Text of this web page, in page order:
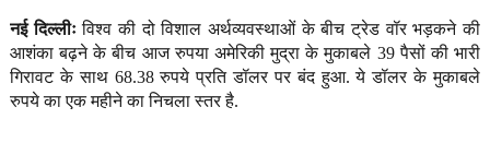
नई दिल्लीःविश्व की दो विशाल अर्थव्यवस्थाओं के बीच ट्रेड वॉर भड़कने की
आशंका बढ़ने के बीच आज रुपया अमेरिकी मुद्रा के मुकाबले 39 पैसों की भारी
गिरावट के साथ 68.38 रुपये प्रति डॉलर पर बंद हुआ. ये डॉलर के मुकाबले
रुपये का एक महीने का निचला स्तर है.